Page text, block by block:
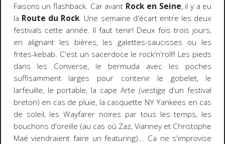
Faisons un flashback. Car avant Rock en Seine, il y a eu
la Route du Rock. Une semaine d'écart entre les deux
festivals cette année. Il faut tenir! Deux fois trois jours,
en alignant les bières, les galettes-saucisses ou les
frites-kebab. C'est un sacerdoce le rock'n'roll!! Les pieds
dans les Converse, le bermuda avec les poches
suffisamment larges pour contenir le gobelet, le
larfeuille, le portable, la cape Arte (vestige d'un festival
breton) en cas de pluie, la casquette NY Yankees en cas
de soleil, les Wayfarer noires par tous les temps, les
bouchons d'oreille (au cas où Zaz, Vianney et Christophe
Maé viendraient faire un featuring)... Ca ne s'improvise